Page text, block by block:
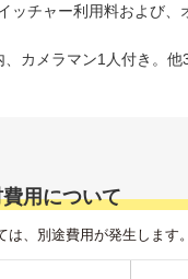
ッチャー利用料および、
カメラマン1人付き。他
用について
は、別途費用が発生します。